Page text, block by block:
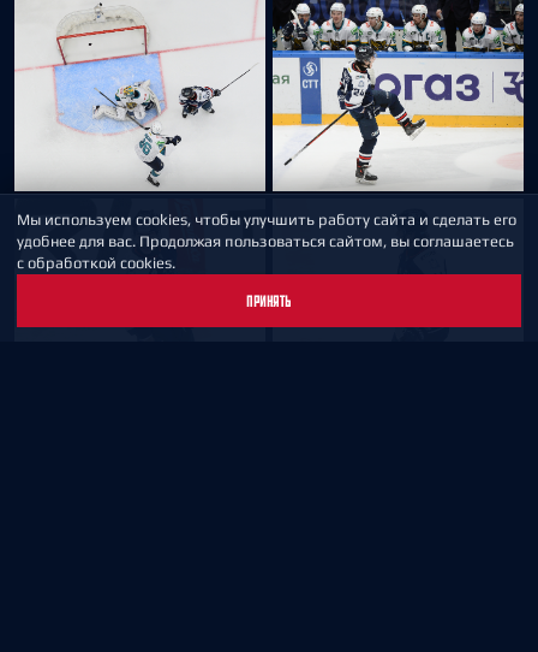
Мы используем cookies, чтобы улучшить работу сайта и сделать его
удобнее для вас. Продолжая пользоваться сайтом, вы соглашаетесь
с обработкой cookies.
ПРИНЯТЬ